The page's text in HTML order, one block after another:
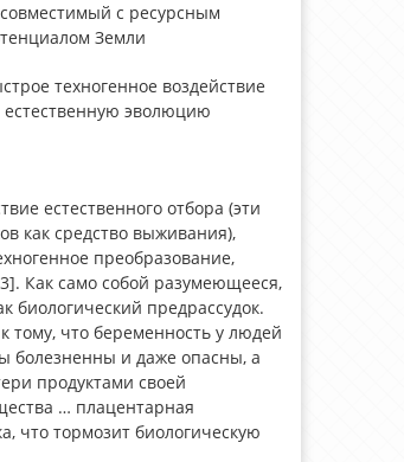
с ресурсным
Земли
техногенное воздействие
естественную эволюцию
естественного отбора (эти
как средство выживания),
преобразование,
Как само собой разумеющееся,
биологический предрассудок.
тому, что беременность у людей
болезненны и даже опасны, а
продуктами своей
… плацентарная
что тормозит биологическую